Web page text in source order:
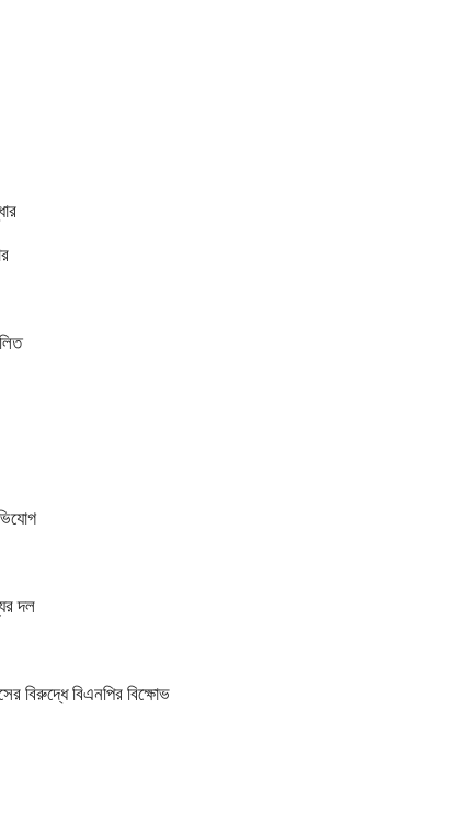
দল
বিরুদ্ধে বিএনপির বিক্ষোভ